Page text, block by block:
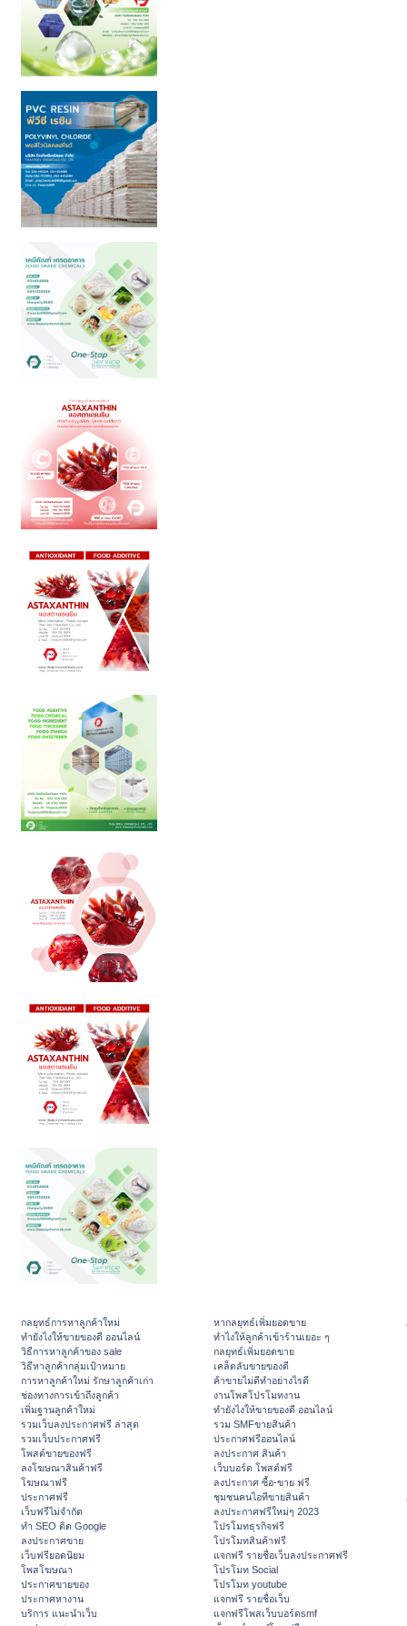
กลยุทธ์การหาลูกค้าใหม่
ทํายังไงให้ขายของดี ออนไลน์
วิธีการหาลูกค้าของ sale
วิธีหาลูกค้ากลุ่มเป้าหมาย
การหาลูกค้าใหม่ รักษาลูกค้าเก่า
ช่องทางการเข้าถึงลูกค้า
เพิ่มฐานลูกค้าใหม่
รวมเว็บลงประกาศฟรี ล่าสุด
รวมเว็บประกาศฟรี
โพสต์ขายของฟรี
ลงโฆษณาสินค้าฟรี
โฆษณาฟรี
ประกาศฟรี
เว็บฟรีไม่จำกัด
ทำ SEO ติด Google
ลงประกาศขาย
เว็บฟรียอดนิยม
โพสโฆษณา
ประกาศขายของ
ประกาศหางาน
บริการ แนะนำเว็บ
หากลยุทธ์เพิ่มยอดขาย
ทําไงให้ลูกค้าเข้าร้านเยอะ ๆ
กลยุทธ์เพิ่มยอดขาย
เคล็ดลับขายของดี
ค้าขายไม่ดีทำอย่างไรดี
งานโพสโปรโมทงาน
ทํายังไงให้ขายของดี ออนไลน์
รวม SMFขายสินค้า
ประกาศฟรีออนไลน์
ลงประกาศ สินค้า
เว็บบอร์ด โพสต์ฟรี
ลงประกาศ ซื้อ-ขาย ฟรี
ชุมชนคนไอทีขายสินค้า
ลงประกาศฟรีใหม่ๆ 2023
โปรโมทธุรกิจฟรี
โปรโมทสินค้าฟรี
แจกฟรี รายชื่อเว็บลงประกาศฟรี
โปรโมท Social
โปรโมท youtube
แจกฟรี รายชื่อเว็บ
แจกฟรีโพสเว็บบอร์ดsmf